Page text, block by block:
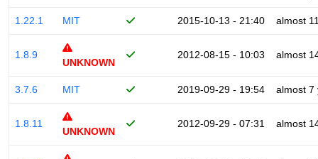
1.22.1 MIT 2015-10-13 - 21:40 almost
1.8.9
UNKNOWN
2012-08-15 - 10:03 almost
3.7.6 MIT 2019-09-29 - 19:54 almost 7
1.8.11
UNKNOWN
2012-09-29 - 07:31 almost